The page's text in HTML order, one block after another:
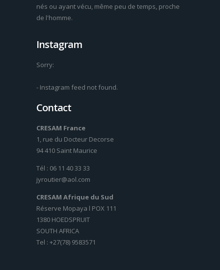
nés ou ayant vécu, même peu de temps, proche
de l'homme.
Instagram
Sorry:
- Instagram feed not found.
Contact
CRESAM France
1, rue du Docteur Decorse
94 410 Saint Maurice
Tél : 06 11 40 33 33
jyroutier@aol.com
CRESAM Afrique du Sud
Réserve Mopaya l POX 111
1380 HOEDSPRUIT
SOUTH AFRICA
Tel : +27(78) 9583571